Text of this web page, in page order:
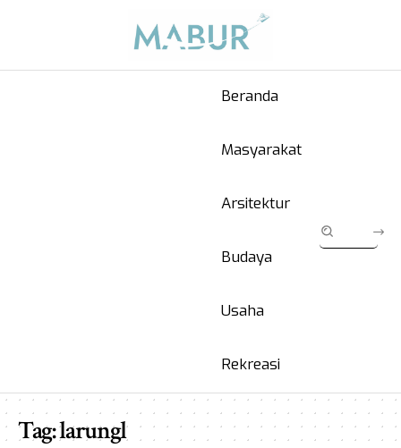
Beranda
Masyarakat
Arsitektur
Budaya
Usaha
Rekreasi
Tag:larungl